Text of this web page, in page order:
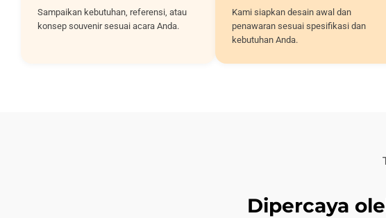
Sampaikan kebutuhan, referensi, atau
konsep souvenir sesuai acara Anda.
Kami siapkan desain awal dan
penawaran sesuai spesifikasi dan
kebutuhan Anda.
Dipercaya